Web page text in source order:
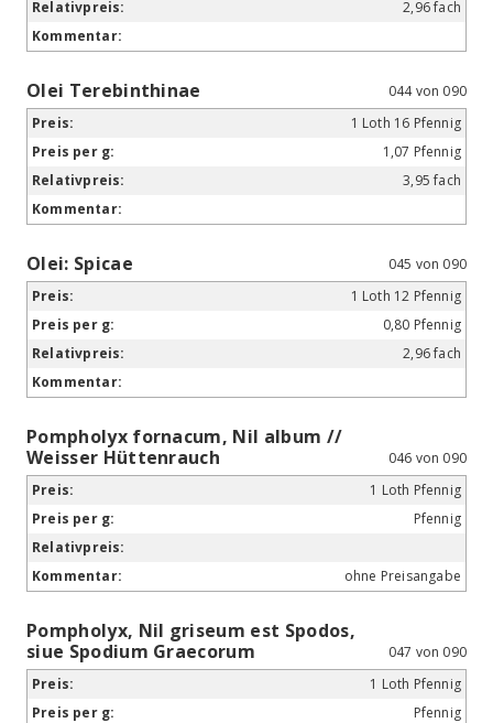
2,96 fach
Olei Terebinthinae
044 von 090
1 Loth 16 Pfennig
1,07 Pfennig
3,95 fach
Olei: Spicae
045 von 090
1 Loth 12 Pfennig
0,80 Pfennig
2,96 fach
Pompholyx fornacum, Nil album //
Weisser Hüttenrauch
046 von 090
1 Loth Pfennig
Pfennig
ohne Preisangabe
Pompholyx, Nil griseum est Spodos,
siue Spodium Graecorum
047 von 090
1 Loth Pfennig
Pfennig